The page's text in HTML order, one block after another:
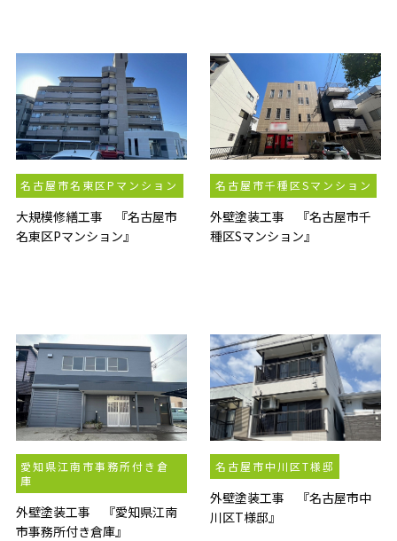
名古屋市名東区Pマンション
大規模修繕工事 『名古屋市
名東区Pマンション』
名古屋市千種区Sマンション
外壁塗装工事 『名古屋市千
種区Sマンション』
愛知県江南市事務所付き倉
庫
外壁塗装工事 『愛知県江南
市事務所付き倉庫』
名古屋市中川区T様邸
外壁塗装工事 『名古屋市中
川区T様邸』